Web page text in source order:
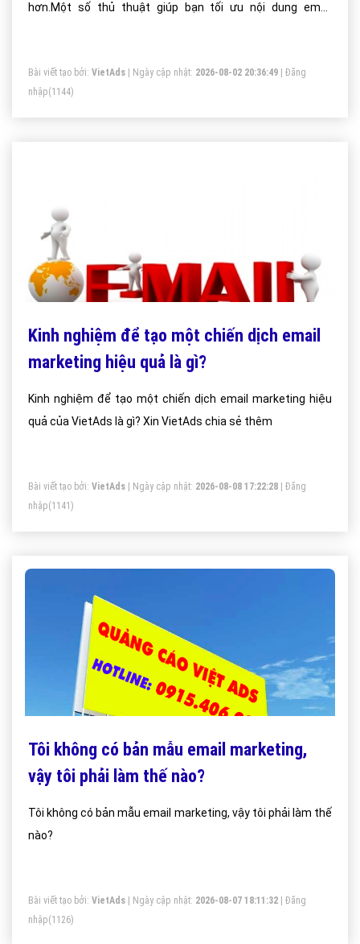
hơn.Một số thủ thuật giúp bạn tối ưu nội dung email
Bài viết tạo bởi: VietAds | Ngày cập nhật: 2026-08-02 20:36:49
Đăng
nhập(1144)
Kinh nghiệm để tạo một chiến dịch email
marketing hiệu quả là gì?
Kinh nghiệm để tạo một chiến dịch email marketing hiệu
quả của VietAds là gì? Xin VietAds chia sẻ thêm
Bài viết tạo bởi: VietAds | Ngày cập nhật: 2026-08-08 17:22:28
Đăng
nhập(1141)
Tôi không có bản mẫu email marketing,
vậy tôi phải làm thế nào?
Tôi không có bản mẫu email marketing, vậy tôi phải làm thế
nào?
Bài viết tạo bởi: VietAds | Ngày cập nhật: 2026-08-07 18:11:32
Đăng
nhập(1126)